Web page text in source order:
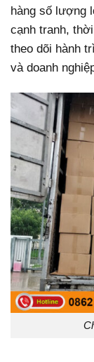
hàng số lượng
cạnh tranh,
theo dõi hành
và doanh